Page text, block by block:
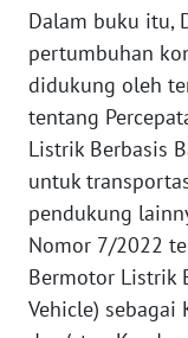
Dalam buku itu,
pertumbuhan
didukung oleh
tentang
Listrik Berbasis
untuk
pendukung
Nomor 7/2022
Bermotor Listrik
Vehicle) sebagai
WN
PAPUA
BARAT
WN
RIAU
WN
SERAMBI